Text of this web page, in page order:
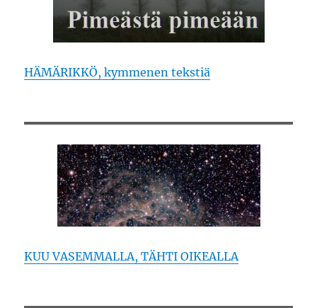
HÄMÄRIKKÖ, kymmenen tekstiä
KUU VASEMMALLA, TÄHTI OIKEALLA